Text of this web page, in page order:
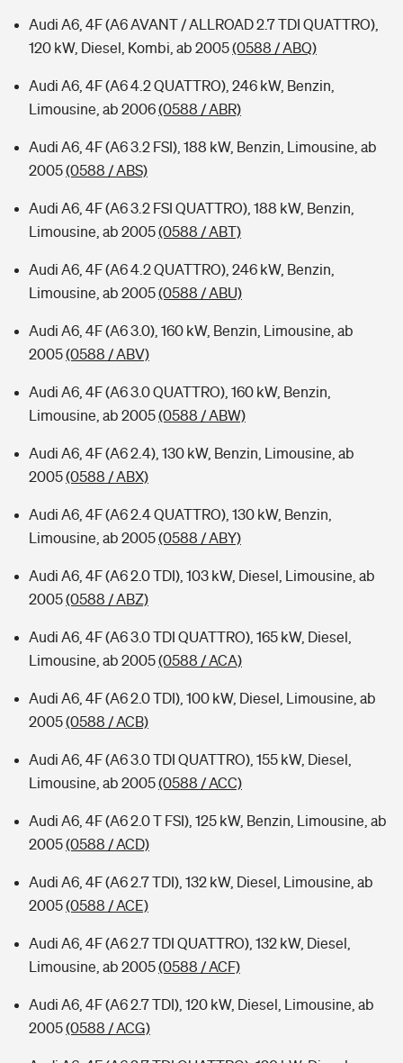
Audi A6, 4F (A6 AVANT / ALLROAD 2.7 TDI QUATTRO),
120 kW, Diesel, Kombi, ab 2005(0588 / ABQ)
Audi A6, 4F (A6 4.2 QUATTRO), 246 kW, Benzin,
Limousine, ab 2006(0588 / ABR)
Audi A6, 4F (A6 3.2 FSI), 188 kW, Benzin, Limousine, ab
2005(0588 / ABS)
Audi A6, 4F (A6 3.2 FSI QUATTRO), 188 kW, Benzin,
Limousine, ab 2005(0588 / ABT)
Audi A6, 4F (A6 4.2 QUATTRO), 246 kW, Benzin,
Limousine, ab 2005(0588 / ABU)
Audi A6, 4F (A6 3.0), 160 kW, Benzin, Limousine, ab
2005(0588 / ABV)
Audi A6, 4F (A6 3.0 QUATTRO), 160 kW, Benzin,
Limousine, ab 2005(0588 / ABW)
Audi A6, 4F (A6 2.4), 130 kW, Benzin, Limousine, ab
2005(0588 / ABX)
Audi A6, 4F (A6 2.4 QUATTRO), 130 kW, Benzin,
Limousine, ab 2005(0588 / ABY)
Audi A6, 4F (A6 2.0 TDI), 103 kW, Diesel, Limousine, ab
2005(0588 / ABZ)
Audi A6, 4F (A6 3.0 TDI QUATTRO), 165 kW, Diesel,
Limousine, ab 2005(0588 / ACA)
Audi A6, 4F (A6 2.0 TDI), 100 kW, Diesel, Limousine, ab
2005(0588 / ACB)
Audi A6, 4F (A6 3.0 TDI QUATTRO), 155 kW, Diesel,
Limousine, ab 2005(0588 / ACC)
Audi A6, 4F (A6 2.0 T FSI), 125 kW, Benzin, Limousine, ab
2005(0588 / ACD)
Audi A6, 4F (A6 2.7 TDI), 132 kW, Diesel, Limousine, ab
2005(0588 / ACE)
Audi A6, 4F (A6 2.7 TDI QUATTRO), 132 kW, Diesel,
Limousine, ab 2005(0588 / ACF)
Audi A6, 4F (A6 2.7 TDI), 120 kW, Diesel, Limousine, ab
2005(0588 / ACG)